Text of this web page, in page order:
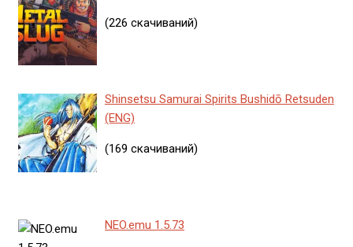
(226 скачиваний)
Shinsetsu Samurai Spirits Bushidō Retsuden
(ENG)
(169 скачиваний)
NEO.emu 1.5.73